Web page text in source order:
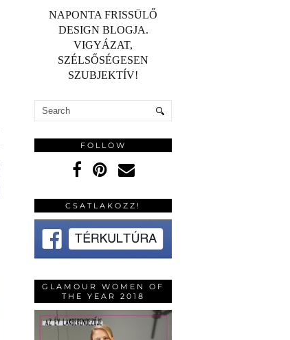
NAPONTA FRISSÜLŐ
DESIGN BLOGJA.
VIGYÁZAT,
SZÉLSŐSÉGESEN
SZUBJEKTÍV!
FOLLOW
CSATLAKOZZ!
GLAMOUR WOMEN OF
THE YEAR 2018